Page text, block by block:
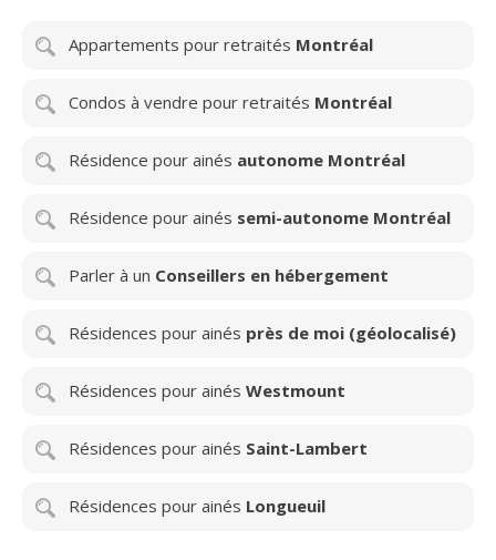
Appartements pour retraités Montréal
Condos à vendre pour retraités Montréal
Résidence pour ainés autonome Montréal
Résidence pour ainés semi-autonome Montréal
Parler à un Conseillers en hébergement
Résidences pour ainés près de moi (géolocalisé)
Résidences pour ainés Westmount
Résidences pour ainés Saint-Lambert
Résidences pour ainés Longueuil